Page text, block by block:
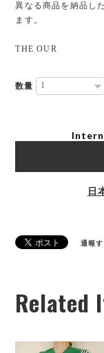
異なる商品を納品し
ます。
THE OUR
数量
日
通報す
Related